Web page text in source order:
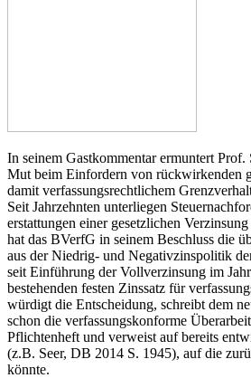
In seinem Gastkommentar ermuntert
Mut beim Einfordern von rückwirkenden
damit verfassungsrechtlichem
Seit Jahrzehnten unterliegen
erstattungen einer gesetzlichen
hat das BVerfG in seinem Beschluss die
aus der Niedrig- und Negativzinspolitik
seit Einführung der Vollverzinsung im
bestehenden festen Zinssatz für
würdigt die Entscheidung, schreibt dem
schon die verfassungskonforme
Pflichtenheft und verweist auf bereits
(z.B. Seer, DB 2014 S. 1945), auf die
könnte.